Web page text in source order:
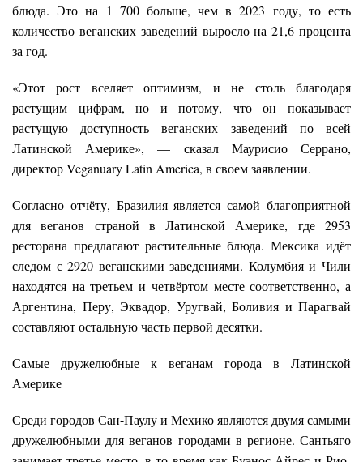
блюда. Это на 1 700 больше, чем в 2023 году, то есть
количество веганских заведений выросло на 21,6 процента
за год.
«Этот рост вселяет оптимизм, и не столь благодаря
растущим цифрам, но и потому, что он показывает
растущую доступность веганских заведений по всей
Латинской Америке», — сказал Маурисио Серрано,
директор Veganuary Latin America, в своем заявлении.
Согласно отчёту, Бразилия является самой благоприятной
для веганов страной в Латинской Америке, где 2953
ресторана предлагают растительные блюда. Мексика идёт
следом с 2920 веганскими заведениями. Колумбия и Чили
находятся на третьем и четвёртом месте соответственно, а
Аргентина, Перу, Эквадор, Уругвай, Боливия и Парагвай
составляют остальную часть первой десятки.
Самые дружелюбные к веганам города в Латинской
Америке
Среди городов Сан-Паулу и Мехико являются двумя самыми
дружелюбными для веганов городами в регионе. Сантьяго